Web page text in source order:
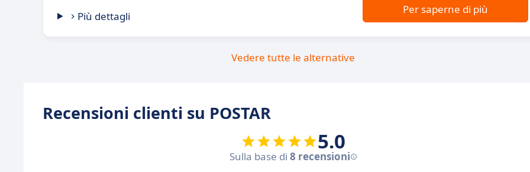
Più dettagli
Per saperne di più
Vedere tutte le alternative
Recensioni clienti su POSTAR
5.0
Sulla base di 8 recensioni